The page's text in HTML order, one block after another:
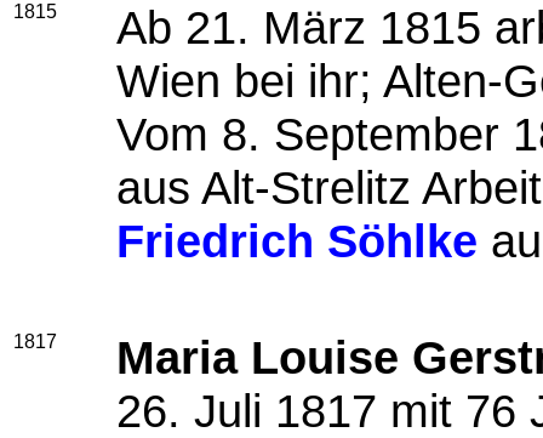
1815
Ab 21. März 1815
Wien bei ihr; Alten-
Vom 8. September
aus Alt-Strelitz
Friedrich Söhlke
1817
Maria Louise
26. Juli 1817 mit 76